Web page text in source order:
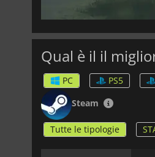
Qual è il il
PC PS5
Steam
Tutte le tipologie